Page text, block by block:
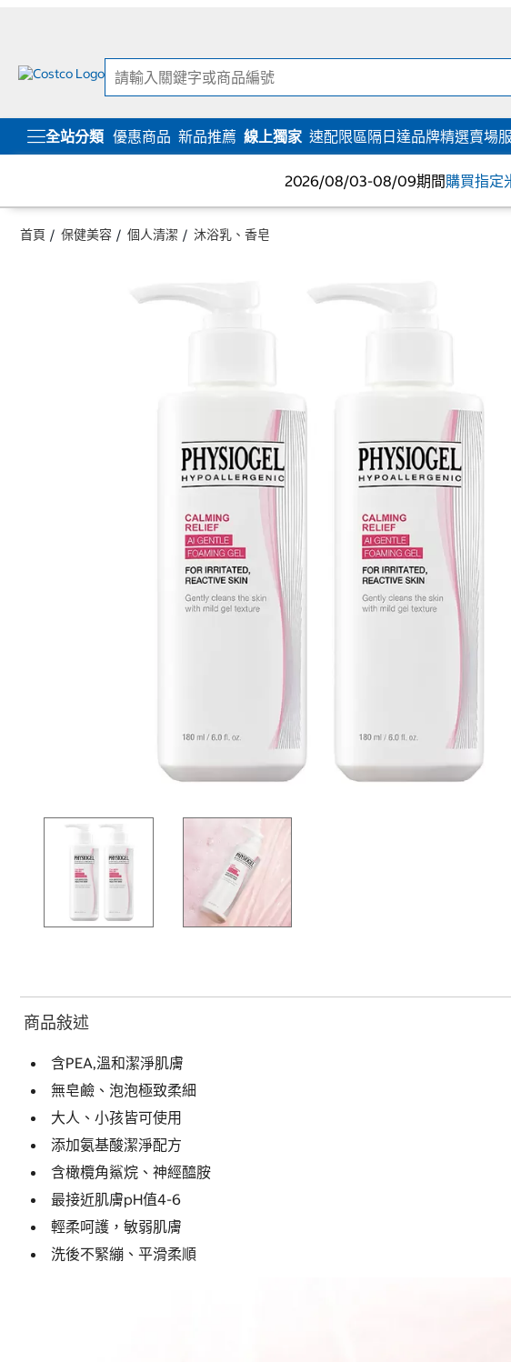
全站分類 優惠商品 新品推薦 線上獨家 速配限區隔日達品牌精選賣場
2026/08/03-08/09期間購買指定
首頁 保健美容 個人清潔 沐浴乳、香皂
商品敍述
含PEA,溫和潔淨肌膚
無皂鹼、泡泡極致柔細
大人、小孩皆可使用
添加氨基酸潔淨配方
含橄欖角鯊烷、神經醯胺
最接近肌膚pH值4-6
輕柔呵護，敏弱肌膚
洗後不緊繃、平滑柔順